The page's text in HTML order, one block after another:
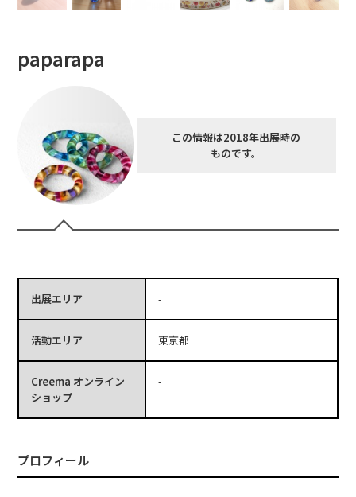
paparapa
この情報は2018年出展時の
ものです。
出展エリア -
活動エリア 東京都
Creema オンライン
ショップ
-
プロフィール